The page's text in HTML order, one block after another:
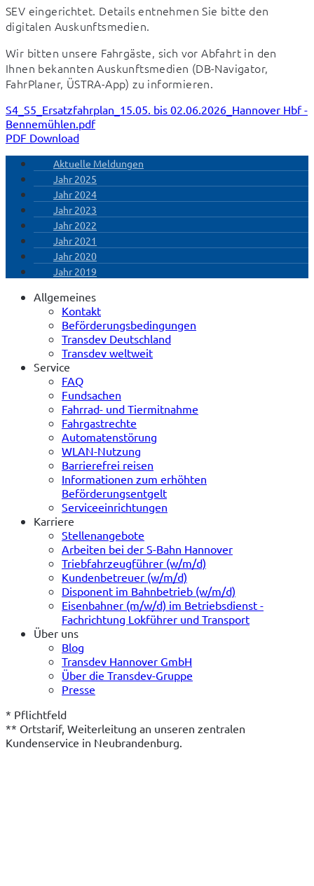
SEV eingerichtet. Details entnehmen Sie bitte den
digitalen Auskunftsmedien.
Wir bitten unsere Fahrgäste, sich vor Abfahrt in den
Ihnen bekannten Auskunftsmedien (DB-Navigator,
FahrPlaner, ÜSTRA-App) zu informieren.
S4_S5_Ersatzfahrplan_15.05. bis 02.06.2026_Hannover Hbf -
Bennemühlen.pdf
PDF Download
Aktuelle Meldungen
Jahr 2025
Jahr 2024
Jahr 2023
Jahr 2022
Jahr 2021
Jahr 2020
Jahr 2019
Allgemeines
Kontakt
Beförderungsbedingungen
Transdev Deutschland
Transdev weltweit
Service
FAQ
Fundsachen
Fahrrad- und Tiermitnahme
Fahrgastrechte
Automatenstörung
WLAN-Nutzung
Barrierefrei reisen
Informationen zum erhöhten
Beförderungsentgelt
Serviceeinrichtungen
Karriere
Stellenangebote
Arbeiten bei der S-Bahn Hannover
Triebfahrzeugführer (w/m/d)
Kundenbetreuer (w/m/d)
Disponent im Bahnbetrieb (w/m/d)
Eisenbahner (m/w/d) im Betriebsdienst -
Fachrichtung Lokführer und Transport
Über uns
Blog
Transdev Hannover GmbH
Über die Transdev-Gruppe
Presse
* Pflichtfeld
** Ortstarif, Weiterleitung an unseren zentralen
Kundenservice in Neubrandenburg.